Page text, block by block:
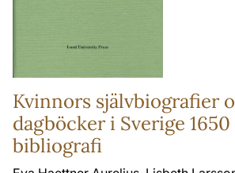
Kvinnors självbiografier
dagböcker i Sverige 1650
bibliografi